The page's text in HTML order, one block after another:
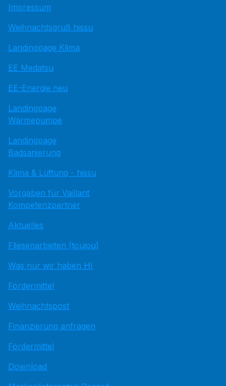
Impressum
Weihnachtsgruß hissu
Landingpage Klima
EE Medatsu
EE-Energie neu
Landingpage
Wärmepumpe
Landingpage
Badsanierung
Klima & Lüftung - hissu
Vorgaben für Vaillant
Kompetenzpartner
Aktuelles
Fliesenarbeiten (toujou)
Was nur wir haben HI
Fördermittel
Weihnachtspost
Finanzierung anfragen
Fördermittel
Download